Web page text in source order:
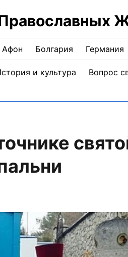
Афон Болгария Германия
и культура Вопрос